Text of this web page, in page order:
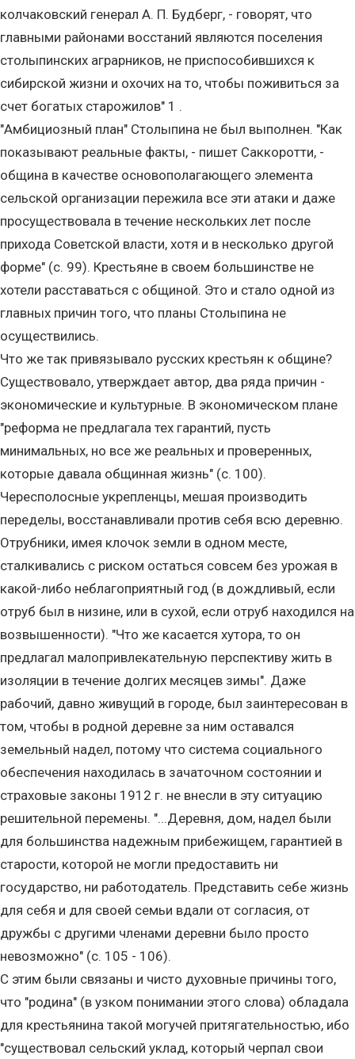
колчаковский генерал А. П. Будберг, - говорят, что
главными районами восстаний являются поселения
столыпинских аграрников, не приспособившихся к
сибирской жизни и охочих на то, чтобы поживиться за
счет богатых старожилов" 1 .
"Амбициозный план" Столыпина не был выполнен. "Как
показывают реальные факты, - пишет Саккоротти, -
община в качестве основополагающего элемента
сельской организации пережила все эти атаки и даже
просуществовала в течение нескольких лет после
прихода Советской власти, хотя и в несколько другой
форме" (с. 99). Крестьяне в своем большинстве не
хотели расставаться с общиной. Это и стало одной из
главных причин того, что планы Столыпина не
осуществились.
Что же так привязывало русских крестьян к общине?
Существовало, утверждает автор, два ряда причин -
экономические и культурные. В экономическом плане
"реформа не предлагала тех гарантий, пусть
минимальных, но все же реальных и проверенных,
которые давала общинная жизнь" (с. 100).
Чересполосные укрепленцы, мешая производить
переделы, восстанавливали против себя всю деревню.
Отрубники, имея клочок земли в одном месте,
сталкивались с риском остаться совсем без урожая в
какой-либо неблагоприятный год (в дождливый, если
отруб был в низине, или в сухой, если отруб находился на
возвышенности). "Что же касается хутора, то он
предлагал малопривлекательную перспективу жить в
изоляции в течение долгих месяцев зимы". Даже
рабочий, давно живущий в городе, был заинтересован в
том, чтобы в родной деревне за ним оставался
земельный надел, потому что система социального
обеспечения находилась в зачаточном состоянии и
страховые законы 1912 г. не внесли в эту ситуацию
решительной перемены. "...Деревня, дом, надел были
для большинства надежным прибежищем, гарантией в
старости, которой не могли предоставить ни
государство, ни работодатель. Представить себе жизнь
для себя и для своей семьи вдали от согласия, от
дружбы с другими членами деревни было просто
невозможно" (с. 105 - 106).
С этим были связаны и чисто духовные причины того,
что "родина" (в узком понимании этого слова) обладала
для крестьянина такой могучей притягательностью, ибо
"существовал сельский уклад, который черпал свои